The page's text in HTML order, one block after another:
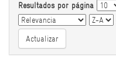
Resultados por página